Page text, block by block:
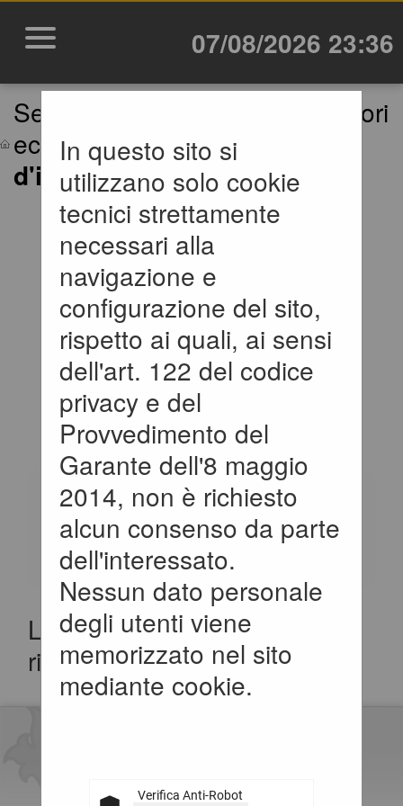
07/08/2026 23:36
Sei qui:
Elenco operatori
economici»Bandi e avvisi
d'iscrizione archiviati
In questo sito si
utilizzano solo cookie
tecnici strettamente
necessari alla
navigazione e
configurazione del sito,
rispetto ai quali, ai sensi
dell'art. 122 del codice
privacy e del
Provvedimento del
Garante dell'8 maggio
2014, non è richiesto
alcun consenso da parte
dell'interessato.
Nessun dato personale
degli utenti viene
memorizzato nel sito
mediante cookie.
Verifica Anti-Robot
BANDI E AVVISI
D'ISCRIZIONE
ARCHIVIATI PER
ELENCHI
OPERATORI
ECONOMICI
Elenco dei bandi
d'iscrizione archiviati per
gli elenchi operatori.
La ricerca ha restituito 0
risultati.